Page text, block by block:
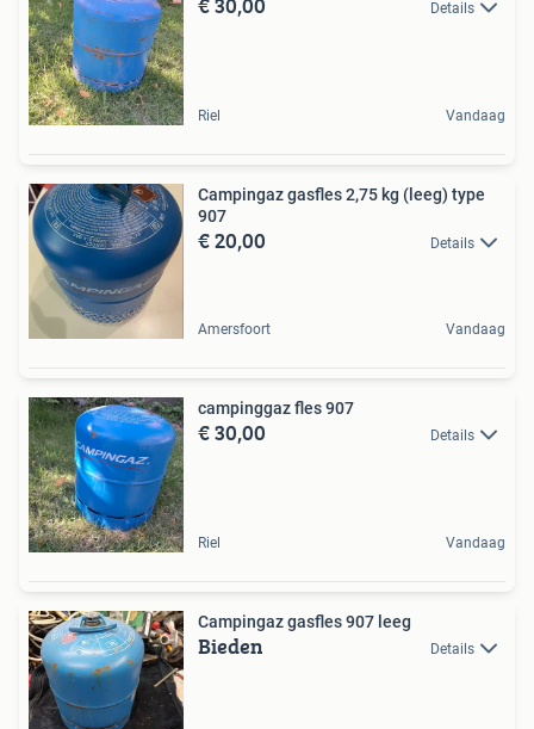
Details
Riel Vandaag
Campingaz gasfles 2,75 kg (leeg) type
907
€ 20,00 Details
Amersfoort Vandaag
campinggaz fles 907
€ 30,00 Details
Riel Vandaag
Campingaz gasfles 907 leeg
Bieden Details